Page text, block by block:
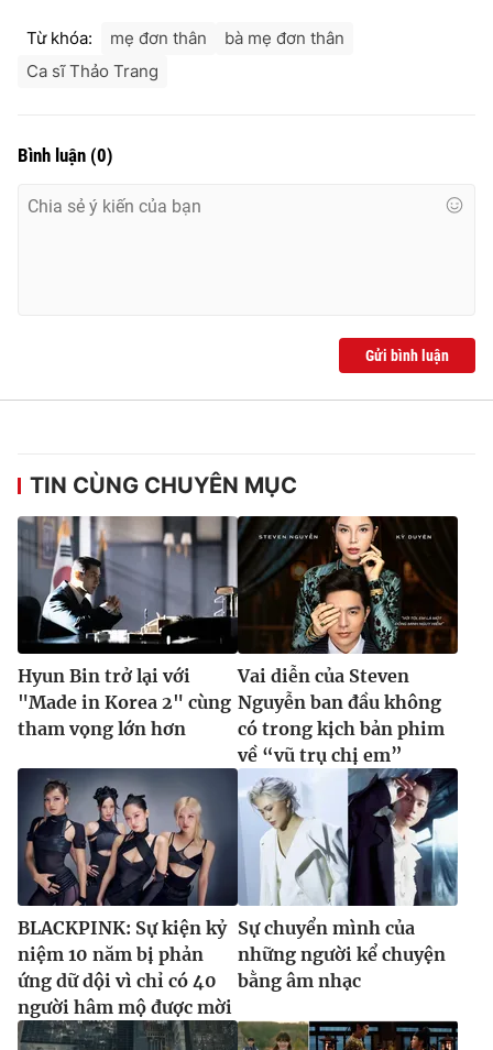
Từ khóa: mẹ đơn thân
bà mẹ đơn thân
Ca sĩ Thảo Trang
Bình luận (0)
Gửi bình luận
TIN CÙNG CHUYÊN MỤC
Hyun Bin trở lại với
"Made in Korea 2" cùng
tham vọng lớn hơn
Vai diễn của Steven
Nguyễn ban đầu không
có trong kịch bản phim
về “vũ trụ chị em”
BLACKPINK: Sự kiện kỷ
niệm 10 năm bị phản
ứng dữ dội vì chỉ có 40
người hâm mộ được mời
Sự chuyển mình của
những người kể chuyện
bằng âm nhạc